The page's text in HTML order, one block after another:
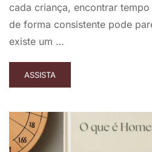
cada criança, encontrar
de forma consistente pode
existe um …
ASSISTA